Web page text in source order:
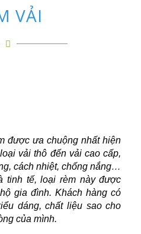
VẢI
được ưa chuộng nhất hiện
vải thô đến vải cao cấp,
cách nhiệt, chống nắng…
tinh tế, loại rèm này được
gia đình. Khách hàng có
dáng, chất liệu sao cho
của mình.